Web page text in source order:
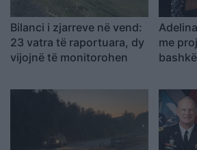
Bilanci i zjarreve në vend:
23 vatra të raportuara, dy
vijojnë të monitorohen
me